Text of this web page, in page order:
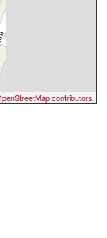
contributors